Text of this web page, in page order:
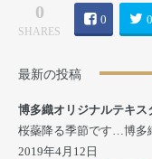
0
SHARES
0 0
最新の投稿
博多織オリジナルテキス
桜蘂降る季節です…博多
2019年4月12日